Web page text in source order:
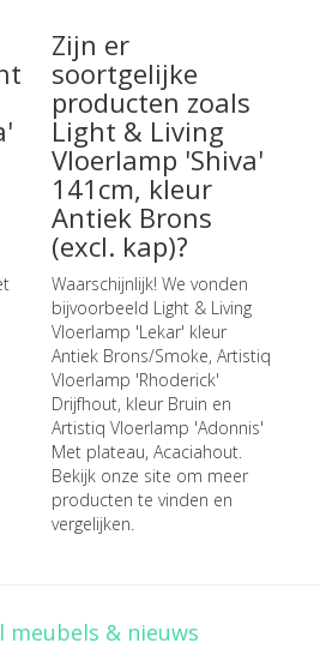
Zijn er
soortgelijke
producten zoals
Light & Living
Vloerlamp 'Shiva'
141cm, kleur
Antiek Brons
(excl. kap)?
Waarschijnlijk! We vonden
bijvoorbeeld Light & Living
Vloerlamp 'Lekar' kleur
Antiek Brons/Smoke, Artistiq
Vloerlamp 'Rhoderick'
Drijfhout, kleur Bruin en
Artistiq Vloerlamp 'Adonnis'
Met plateau, Acaciahout.
Bekijk onze site om meer
producten te vinden en
vergelijken.
meubels & nieuws